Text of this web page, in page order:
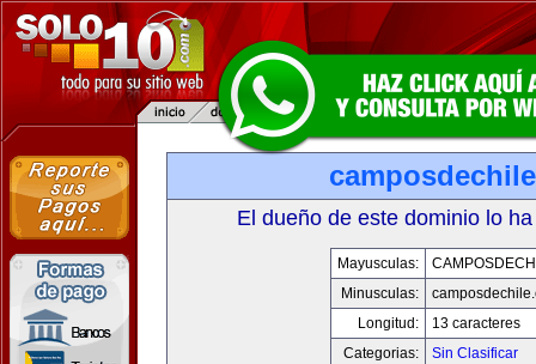
El dueño de este dominio lo
Mayusculas:
Minusculas:
Longitud:
13 caracteres
Categorias:
Sin Clasificar